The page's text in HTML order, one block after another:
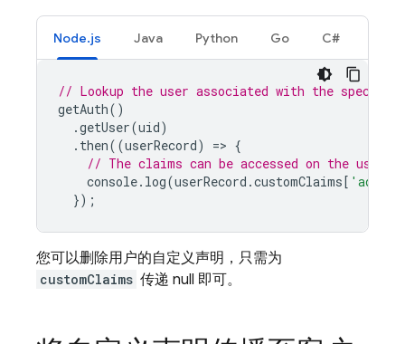
Node.js Java Python Go C#
// Lookup the user associated with the
getAuth()
.getUser(uid)
. then((userRecord) => {
// The claims can be accessed on the user
console. log(userRecord .customClaims[ 'admin'
});
您可以删除用户的自定义声明，只需为
customClaims 传递 null 即可。